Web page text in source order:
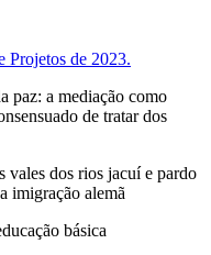
Projetos de 2023.
paz: a mediação como
de tratar dos
vales dos rios jacuí e pardo
imigração alemã
básica